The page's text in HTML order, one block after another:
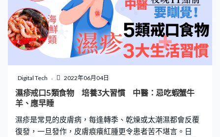
疹是皮膚發炎，有些發炎未必源於細菌感染，而是自行發
炎！其成因可能是先天性的基因問題，後天受環境因素及
致敏源影響，致敏源包括：加工食物、調味料、化妝品、
皮膚用品、空氣污染物等等。當免疫系統出了問題，便會
引致炎症。 「生蛇」與濕疹的分別 區醫生也指出，「生
蛇」絕對不是濕疹，而是病毒感染！若曾經出過水痘，水
痘病毒就會藏在體內的神經細胞。當人的免疫系統下降，
病毒便會按照神經區域發病，通常是單一邊身體出現水
泡，但人體每個位置都有機會「生蛇」，而且，病毒對未
不會局限在神經區域發病，通常是整個身體，
Digital Tech 2022年06月04日
濕疹戒口5類食物 培養3大習慣 中醫：忌吃蝦蟹牛
羊、應早睡
濕疹是常見的皮膚病，每逢轉季、乾燥或太潮濕都會反覆
復發，一旦發作，皮膚痕癢紅腫更令患者苦不堪言。日